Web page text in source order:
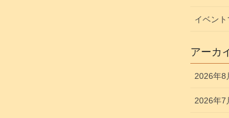
イベン
アーカ
2026年8
2026年7